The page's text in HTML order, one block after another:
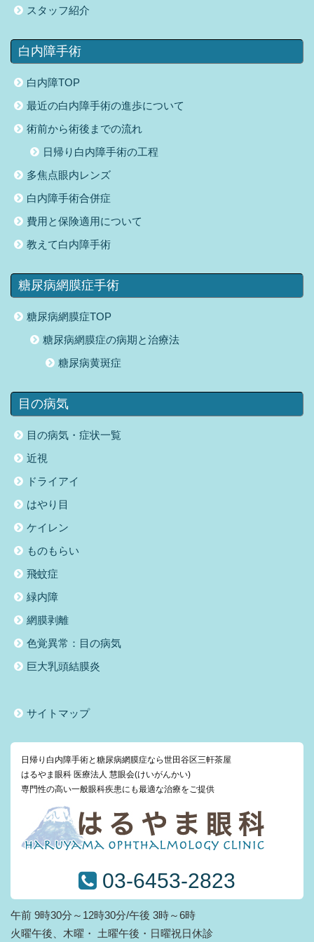
スタッフ紹介
白内障手術
白内障TOP
最近の白内障手術の進歩について
術前から術後までの流れ
日帰り白内障手術の工程
多焦点眼内レンズ
白内障手術合併症
費用と保険適用について
教えて白内障手術
糖尿病網膜症手術
糖尿病網膜症TOP
糖尿病網膜症の病期と治療法
糖尿病黄斑症
目の病気
目の病気・症状一覧
近視
ドライアイ
はやり目
ケイレン
ものもらい
飛蚊症
緑内障
網膜剥離
色覚異常：目の病気
巨大乳頭結膜炎
サイトマップ
日帰り白内障手術と糖尿病網膜症なら世田谷区三軒茶屋
はるやま眼科 医療法人 慧眼会(けいがんかい)
専門性の高い一般眼科疾患にも最適な治療をご提供
03-6453-2823
午前 9時30分～12時30分/午後 3時～6時
火曜午後、木曜・ 土曜午後・日曜祝日休診